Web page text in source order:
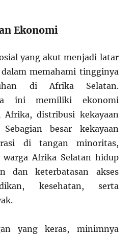
Ekonomi
yang akut menjadi latar
memahami tingginya
di Afrika Selatan.
ini memiliki ekonomi
Afrika, distribusi kekayaan
besar kekayaan
di tangan minoritas,
warga Afrika Selatan hidup
dan keterbatasan akses
kesehatan, serta
yang keras, minimnya